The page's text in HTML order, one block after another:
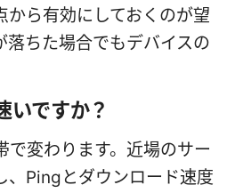
から有効にしておくのが望
落ちた場合でもデバイスの
いですか？
で変わります。近場のサー
、Pingとダウンロード速度